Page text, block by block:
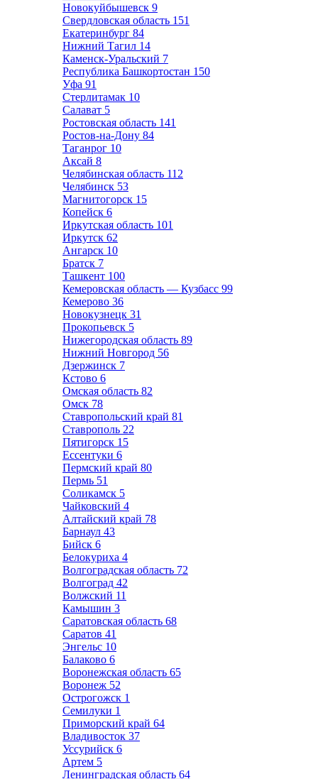
Новокуйбышевск 9
Свердловская область 151
Екатеринбург 84
Нижний Тагил 14
Каменск-Уральский 7
Республика Башкортостан 150
Уфа 91
Стерлитамак 10
Салават 5
Ростовская область 141
Ростов-на-Дону 84
Таганрог 10
Аксай 8
Челябинская область 112
Челябинск 53
Магнитогорск 15
Копейск 6
Иркутская область 101
Иркутск 62
Ангарск 10
Братск 7
Ташкент 100
Кемеровская область — Кузбасс 99
Кемерово 36
Новокузнецк 31
Прокопьевск 5
Нижегородская область 89
Нижний Новгород 56
Дзержинск 7
Кстово 6
Омская область 82
Омск 78
Ставропольский край 81
Ставрополь 22
Пятигорск 15
Ессентуки 6
Пермский край 80
Пермь 51
Соликамск 5
Чайковский 4
Алтайский край 78
Барнаул 43
Бийск 6
Белокуриха 4
Волгоградская область 72
Волгоград 42
Волжский 11
Камышин 3
Саратовская область 68
Саратов 41
Энгельс 10
Балаково 6
Воронежская область 65
Воронеж 52
Острогожск 1
Семилуки 1
Приморский край 64
Владивосток 37
Уссурийск 6
Артем 5
Ленинградская область 64